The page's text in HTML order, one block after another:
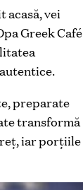
acasă, vei
Greek Café
preparate
transformă
iar porţiile